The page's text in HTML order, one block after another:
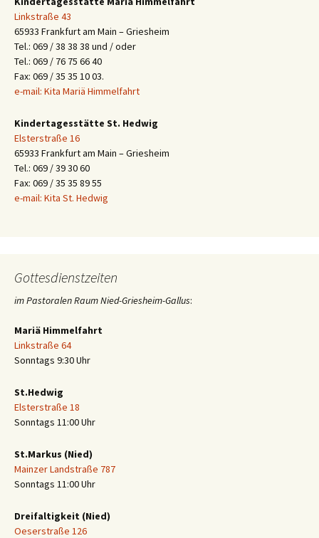
Linkstraße 43
65933 Frankfurt am Main – Griesheim
Tel.: 069 / 38 38 38 und / oder
Tel.: 069 / 76 75 66 40
Fax: 069 / 35 35 10 03.
e-mail: Kita Mariä Himmelfahrt
Kindertagesstätte St. Hedwig
Elsterstraße 16
65933 Frankfurt am Main – Griesheim
Tel.: 069 / 39 30 60
Fax: 069 / 35 35 89 55
e-mail: Kita St. Hedwig
Gottesdienstzeiten
im Pastoralen Raum Nied-Griesheim-Gallus:
Mariä Himmelfahrt
Linkstraße 64
Sonntags 9:30 Uhr
St.Hedwig
Elsterstraße 18
Sonntags 11:00 Uhr
St.Markus (Nied)
Mainzer Landstraße 787
Sonntags 11:00 Uhr
Dreifaltigkeit (Nied)
Oeserstraße 126